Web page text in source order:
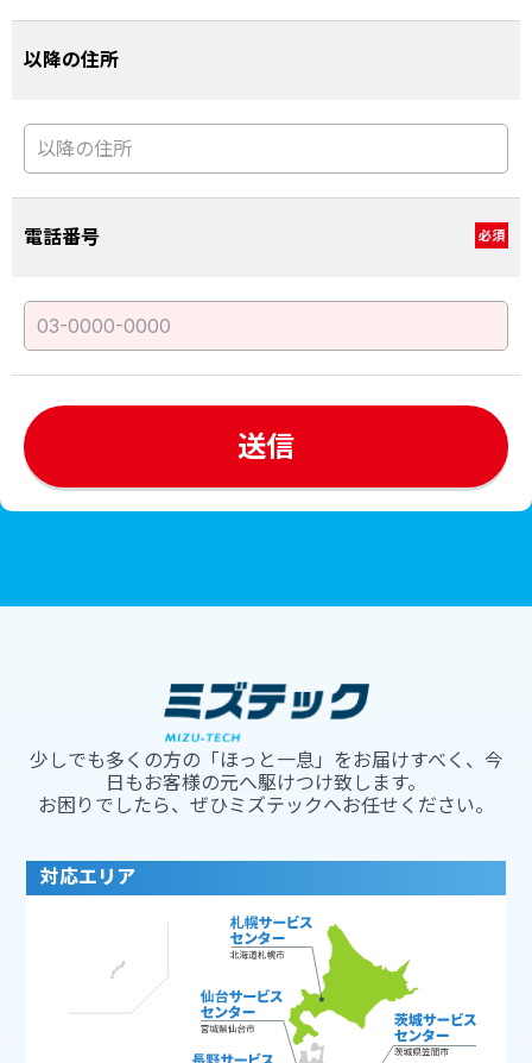
以降の住所
電話番号 必須
少しでも多くの方の「ほっと一息」をお届けすべく、今
日もお客様の元へ駆けつけ致します。
お困りでしたら、ぜひミズテックへお任せください。
対応エリア